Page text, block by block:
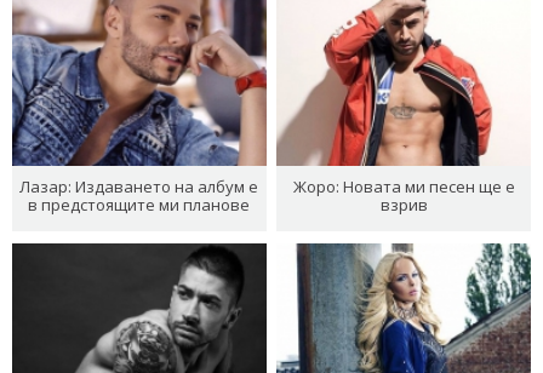
Лазар: Издаването на албум е
в предстоящите ми планове
Жоро: Новата ми песен ще е
взрив